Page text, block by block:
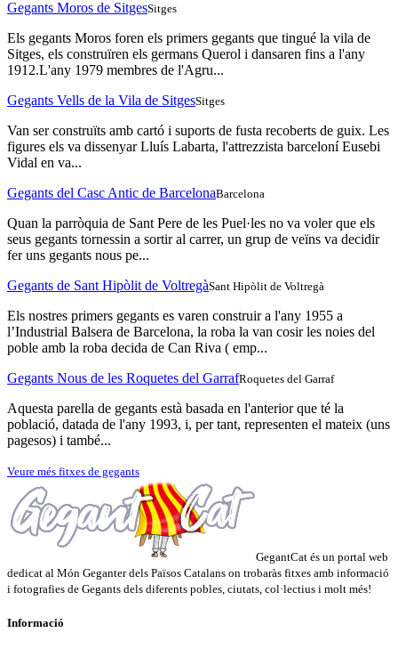
Gegants Moros de SitgesSitges
Els gegants Moros foren els primers gegants que tingué la vila de
Sitges, els construïren els germans Querol i dansaren fins a l'any
1912.L'any 1979 membres de l'Agru...
Gegants Vells de la Vila de SitgesSitges
Van ser construïts amb cartó i suports de fusta recoberts de guix. Les
figures els va dissenyar Lluís Labarta, l'attrezzista barceloní Eusebi
Vidal en va...
Gegants del Casc Antic de BarcelonaBarcelona
Quan la parròquia de Sant Pere de les Puel·les no va voler que els
seus gegants tornessin a sortir al carrer, un grup de veïns va decidir
fer uns gegants nous pe...
Gegants de Sant Hipòlit de VoltregàSant Hipòlit de Voltregà
Els nostres primers gegants es varen construir a l'any 1955 a
l’Industrial Balsera de Barcelona, la roba la van cosir les noies del
poble amb la roba decida de Can Riva ( emp...
Gegants Nous de les Roquetes del GarrafRoquetes del Garraf
Aquesta parella de gegants està basada en l'anterior que té la
població, datada de l'any 1993, i, per tant, representen el mateix (uns
pagesos) i també...
Veure més fitxes de gegants
GegantCat és un portal web
dedicat al Món Geganter dels Països Catalans on trobaràs fitxes amb informació
i fotografies de Gegants dels diferents pobles, ciutats, col·lectius i molt més!
Informació